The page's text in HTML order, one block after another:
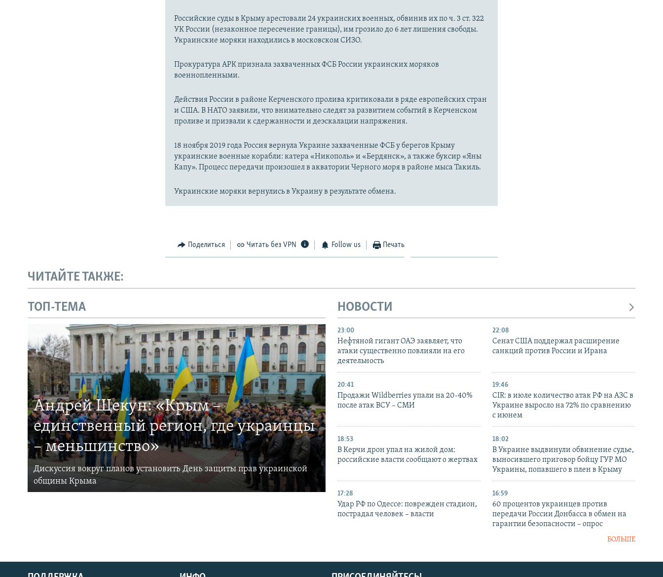
Российские суды в Крыму арестовали 24 украинских военных, обвинив их по ч. 3 ст. 322
УК России (незаконное пересечение границы), им грозило до 6 лет лишения свободы.
Украинские моряки находились в московском СИЗО.
Прокуратура АРК признала захваченных ФСБ России украинских моряков
военнопленными.
Действия России в районе Керченского пролива критиковали в ряде европейских стран
и США. В НАТО заявили, что внимательно следят за развитием событий в Керченском
проливе и призвали к сдержанности и деэскалации напряжения.
18 ноября 2019 года Россия вернула Украине захваченные ФСБ у берегов Крыму
украинские военные корабли: катера «Никополь» и «Бердянск», а также буксир «Яны
Капу». Процесс передачи произошел в акватории Черного моря в районе мыса Такиль.
Украинские моряки вернулись в Украину в результате обмена.
Поделиться Читать без VPN Follow us Печать
ЧИТАЙТЕ ТАКЖЕ:
ТОП-ТЕМА
Андрей Щекун: «Крым –
единственный регион, где украинцы
– меньшинство»
Дискуссия вокруг планов установить День защиты прав украинской
общины Крыма
НОВОСТИ
23:00
Нефтяной гигант ОАЭ заявляет, что
атаки существенно повлияли на его
деятельность
22:08
Сенат США поддержал расширение
санкций против России и Ирана
20:41
Продажи Wildberries упали на 20-40%
после атак ВСУ – СМИ
19:46
CIR: в июле количество атак РФ на АЗС в
Украине выросло на 72% по сравнению
с июнем
18:53
В Керчи дрон упал на жилой дом:
российские власти сообщают о жертвах
18:02
В Украине выдвинули обвинение судье,
выносившего приговор бойцу ГУР МО
Украины, попавшего в плен в Крыму
17:28
Удар РФ по Одессе: поврежден стадион,
пострадал человек – власти
16:59
60 процентов украинцев против
передачи России Донбасса в обмен на
гарантии безопасности – опрос
БОЛЬШЕ